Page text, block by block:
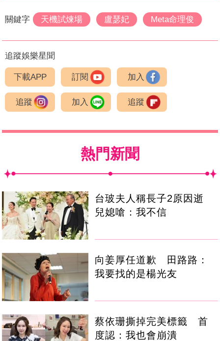
關鍵字 天機試煉場 盧瑟妃 Meta命理俊
追蹤娛樂星聞
下載APP 訂閱 加入
追蹤 加入 追蹤
熱門新聞
台玻夫人稱長子2原因逝
兒媳嗆：我不信
向姜厚任道歉 田路路：
我要找的是楊光友
蔡依珊撕掉完美標籤 首
度認：我也會崩潰